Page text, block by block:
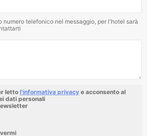
numero telefonico nel messaggio, per l'hotel sarà
letto l'informativa privacy e acconsento al
dati personali